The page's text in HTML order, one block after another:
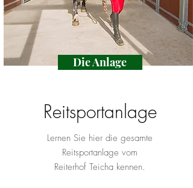
Die Anlage
Reitsportanlage
Lernen Sie hier die gesamte
Reitsportanlage vom
Reiterhof Teicha kennen.